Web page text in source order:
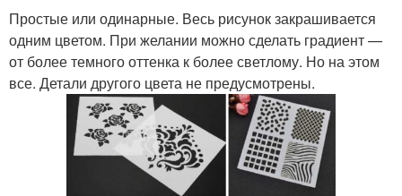
Простые или одинарные. Весь рисунок закрашивается
одним цветом. При желании можно сделать градиент —
от более темного оттенка к более светлому. Но на этом
все. Детали другого цвета не предусмотрены.